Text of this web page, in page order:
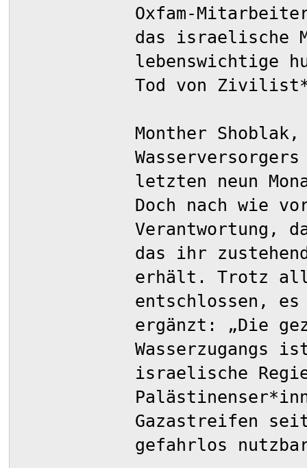
Oxfam-
das israelische
lebenswichtige
Tod von
Monther
letzten neun
Doch nach wie
Verantwortung,
das ihr
erhält. Trotz
entschlossen, es
ergänzt: „Die
Wasserzugangs
israelische
Gazastreifen
gefahrlos